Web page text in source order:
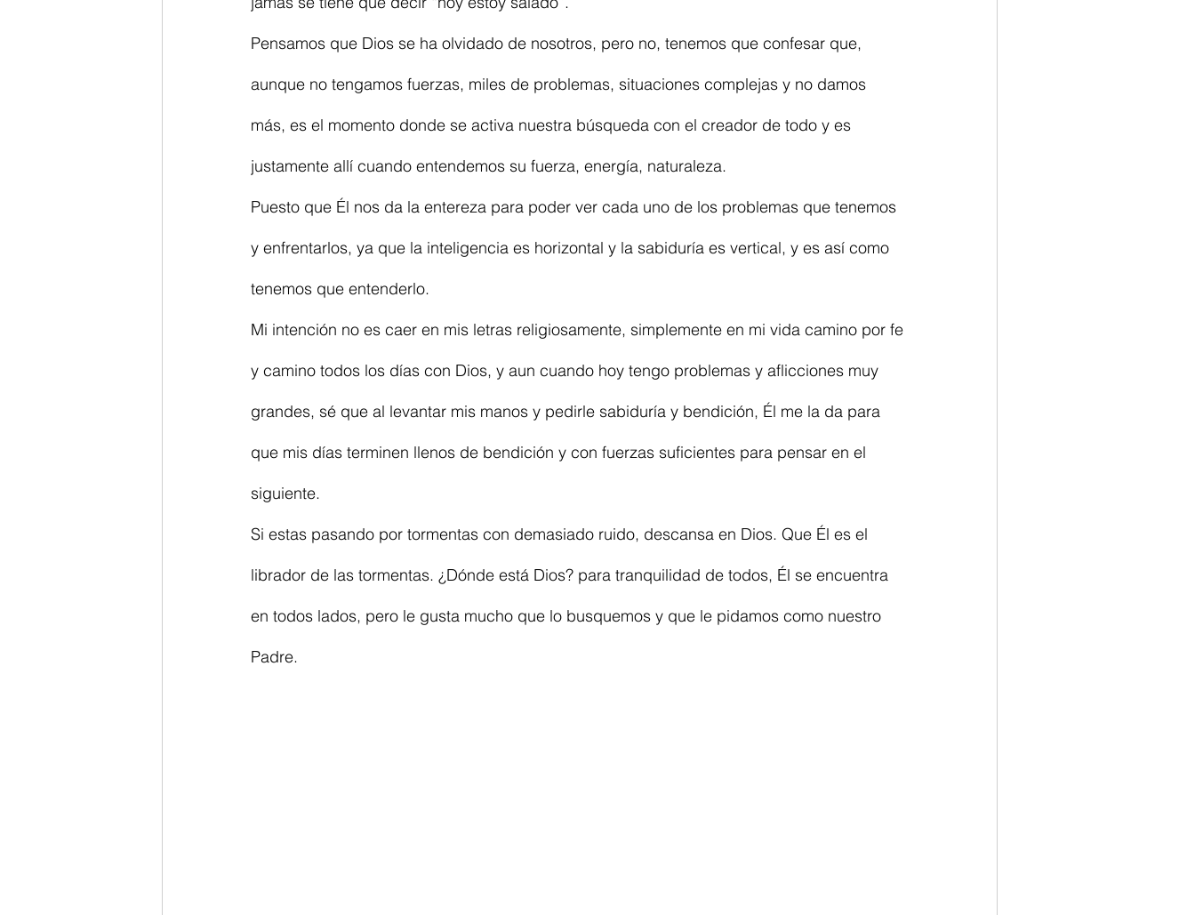
Pensamos que Dios se ha olvidado de nosotros, pero no, tenemos que confesar que,
aunque no tengamos fuerzas, miles de problemas, situaciones complejas y no damos
más, es el momento donde se activa nuestra búsqueda con el creador de todo y es
justamente allí cuando entendemos su fuerza, energía, naturaleza.
Puesto que Él nos da la entereza para poder ver cada uno de los problemas que tenemos
y enfrentarlos, ya que la inteligencia es horizontal y la sabiduría es vertical, y es así como
tenemos que entenderlo.
Mi intención no es caer en mis letras religiosamente, simplemente en mi vida camino por fe
y camino todos los días con Dios, y aun cuando hoy tengo problemas y aflicciones muy
grandes, sé que al levantar mis manos y pedirle sabiduría y bendición, Él me la da para
que mis días terminen llenos de bendición y con fuerzas suficientes para pensar en el
siguiente.
Si estas pasando por tormentas con demasiado ruido, descansa en Dios. Que Él es el
librador de las tormentas. ¿Dónde está Dios? para tranquilidad de todos, Él se encuentra
en todos lados, pero le gusta mucho que lo busquemos y que le pidamos como nuestro
Padre.